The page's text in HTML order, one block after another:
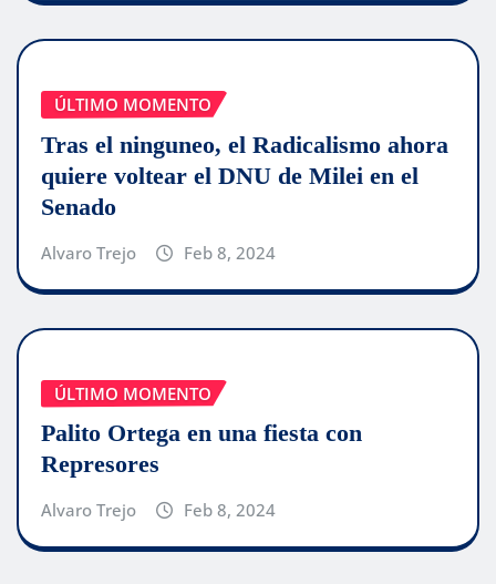
ÚLTIMO MOMENTO
Tras el ninguneo, el Radicalismo ahora
quiere voltear el DNU de Milei en el
Senado
Alvaro Trejo Feb 8, 2024
ÚLTIMO MOMENTO
Palito Ortega en una fiesta con
Represores
Alvaro Trejo Feb 8, 2024